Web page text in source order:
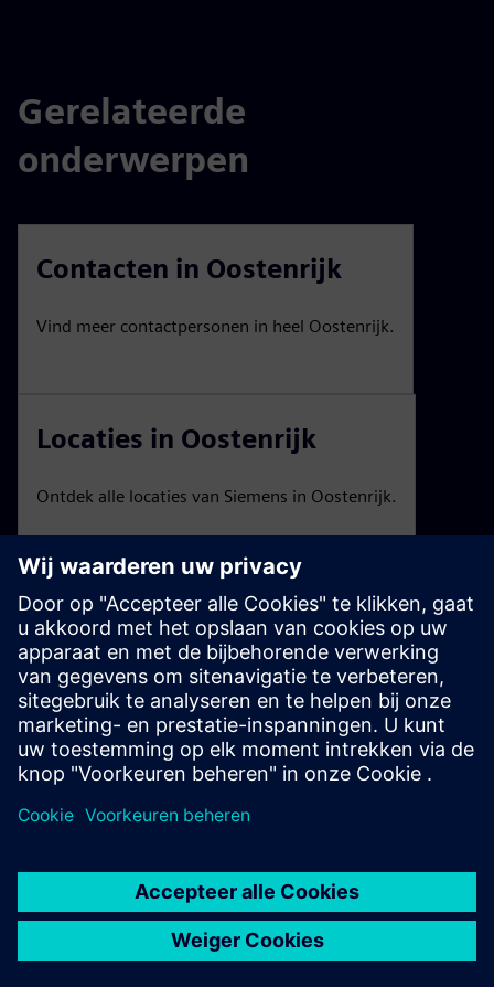
Gerelateerde
onderwerpen
Contacten in Oostenrijk
Vind meer contactpersonen in heel Oostenrijk.
Locaties in Oostenrijk
Ontdek alle locaties van Siemens in Oostenrijk.
Beurzen en evenementen
Een overzicht van evenementen en webinars van
Siemens Austria.